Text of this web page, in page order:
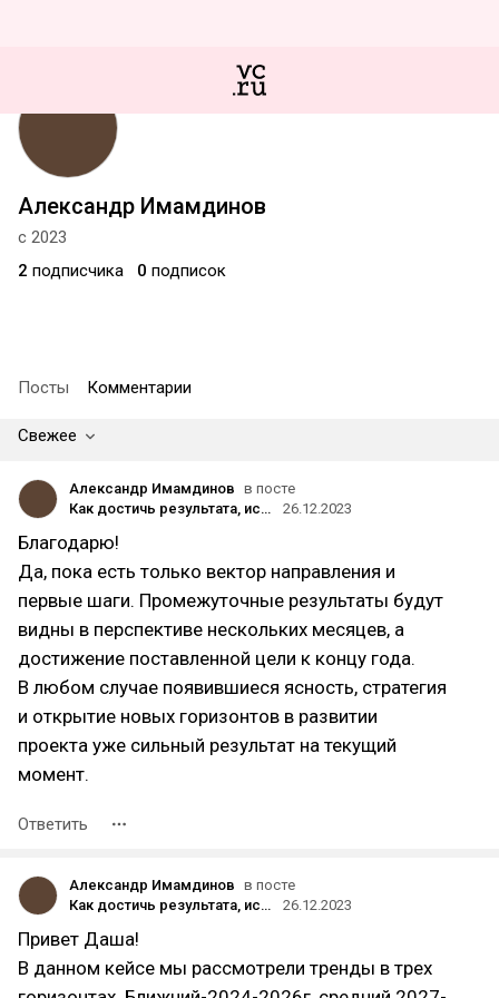
Александр Имамдинов
с 2023
2 подписчика 0 подписок
Посты Комментарии
Свежее
Александр Имамдинов в посте
Как достичь результата, используя имеющиеся ресурсы. Опишу используя модель STAR (Situation, Target, Action, Results):
26.12.2023
Благодарю!
Да, пока есть только вектор направления и
первые шаги. Промежуточные результаты будут
видны в перспективе нескольких месяцев, а
достижение поставленной цели к концу года.
В любом случае появившиеся ясность, стратегия
и открытие новых горизонтов в развитии
проекта уже сильный результат на текущий
момент.
Ответить
Александр Имамдинов в посте
Как достичь результата, используя имеющиеся ресурсы. Опишу используя модель STAR (Situation, Target, Action, Results):
26.12.2023
Привет Даша!
В данном кейсе мы рассмотрели тренды в трех